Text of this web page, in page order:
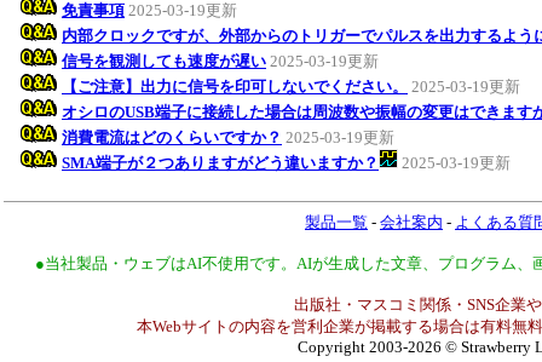
免責事項 2025-03-19更新
内部クロックですが、外部からのトリガーでパルスを出力するよう
信号を観測しても速度が遅い 2025-03-19更新
【ご注意】出力に信号を印可しないでください。
2025-03-19更新
オシロのUSB端子に接続した場合は周波数や振幅の変更はできます
消費電流はどのくらいですか？ 2025-03-19更新
SMA端子が２つありますがどう違いますか？
2025-03-19更新
製品一覧 - 会社案内 - よくある質
●当社製品・ウェブはAI不使用です。AIが生成した文章、プログラム
出版社・マスコミ関係・SNS企業
本Webサイトの内容を営利企業が掲載する場合は有料無
Copyright 2003-2026 © Strawberry